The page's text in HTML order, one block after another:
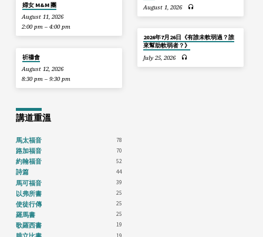
婦女 M&M 團
August 11, 2026
2:00 pm – 4:00 pm
祈禱會
August 12, 2026
8:30 pm – 9:30 pm
August 1, 2026
2026年7月26日《有誰未軟弱過？誰
來幫助軟弱者？》
July 25, 2026
講道重溫
馬太福音 78
路加福音 70
約翰福音 52
詩篇 44
馬可福音 39
以弗所書 25
使徒行傳 25
羅馬書 25
歌羅西書 19
19